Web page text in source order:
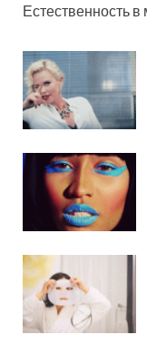
Естественность в